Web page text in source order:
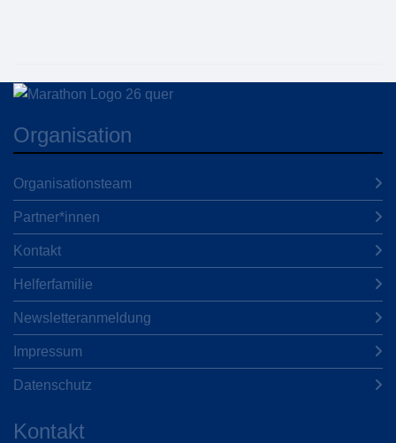
Organisation
Organisationsteam
Partner*innen
Kontakt
Helferfamilie
Newsletteranmeldung
Impressum
Datenschutz
Kontakt